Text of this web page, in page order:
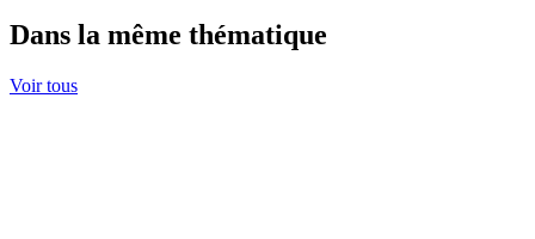
Dans la même thématique
Voir tous